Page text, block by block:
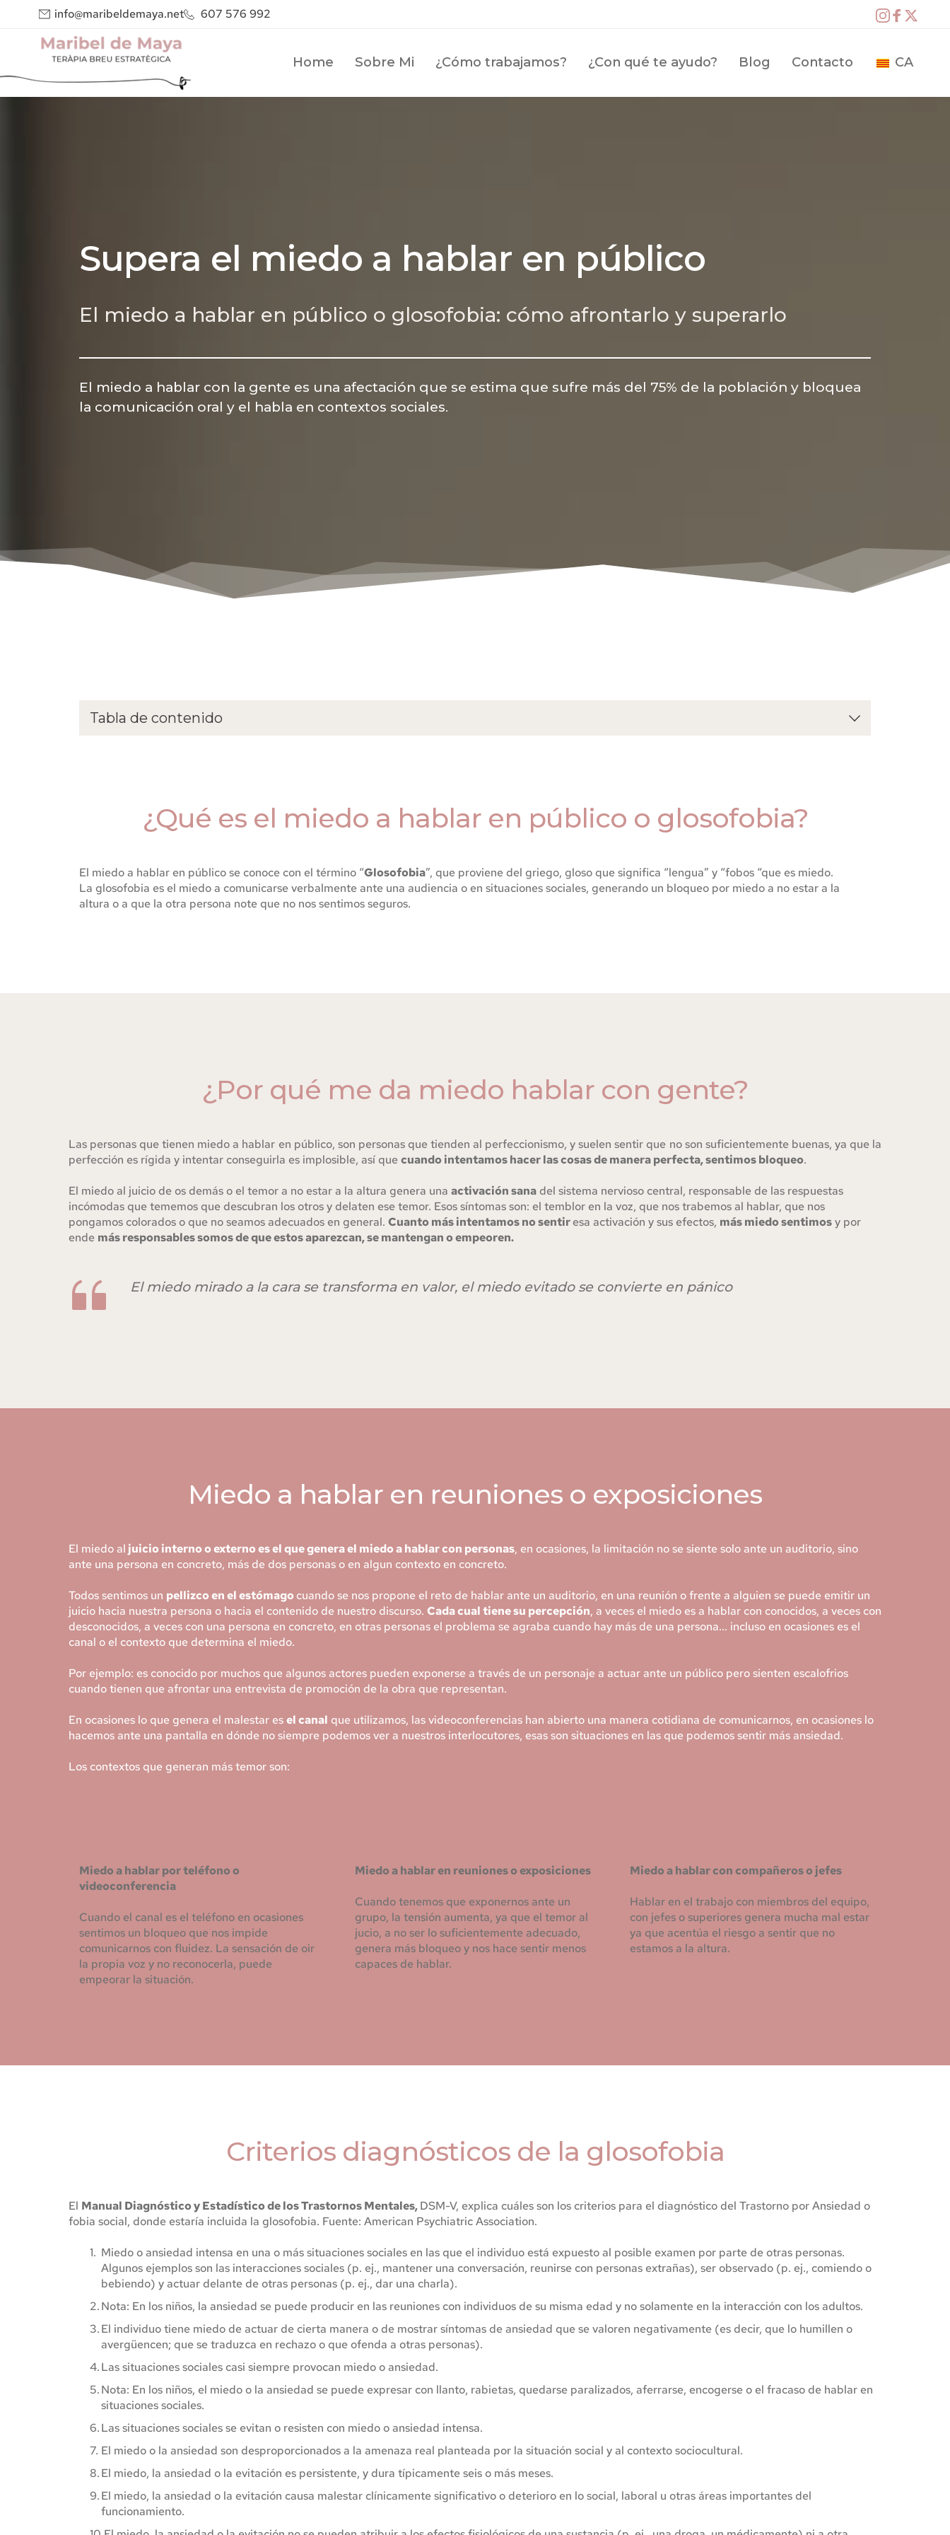
info@maribeldemaya.net 607 576 992
Home Sobre Mi ¿Cómo trabajamos? ¿Con qué te ayudo? Blog Contacto CA
Supera el miedo a hablar en público
El miedo a hablar en público o glosofobia: cómo afrontarlo y superarlo
El miedo a hablar con la gente es una afectación que se estima que sufre más del 75% de la población y bloquea
la comunicación oral y el habla en contextos sociales.
Tabla de contenido
Criterios diagnósticos de la glosofobia
Síntomas del miedo a hablar con gente
Técnicas para superar el miedo hablar en público
¿Qué es el miedo a hablar en público o glosofobia?
El miedo a hablar en público se conoce con el término “Glosofobia”, que proviene del griego, gloso que significa “lengua” y “fobos “que es miedo.
La glosofobia es el miedo a comunicarse verbalmente ante una audiencia o en situaciones sociales, generando un bloqueo por miedo a no estar a la
altura o a que la otra persona note que no nos sentimos seguros.
¿Por qué me da miedo hablar con gente?
Las personas que tienen miedo a hablar en público, son personas que tienden al perfeccionismo, y suelen sentir que no son suficientemente buenas, ya que la
perfección es rígida y intentar conseguirla es implosible, así que cuando intentamos hacer las cosas de manera perfecta, sentimos bloqueo.
El miedo al juicio de os demás o el temor a no estar a la altura genera una activación sana del sistema nervioso central, responsable de las respuestas
incómodas que tememos que descubran los otros y delaten ese temor. Esos síntomas son: el temblor en la voz, que nos trabemos al hablar, que nos
pongamos colorados o que no seamos adecuados en general. Cuanto más intentamos no sentir esa activación y sus efectos, más miedo sentimos y por
ende más responsables somos de que estos aparezcan, se mantengan o empeoren.
El miedo mirado a la cara se transforma en valor, el miedo evitado se convierte en pánico
Miedo a hablar en reuniones o exposiciones
El miedo al juicio interno o externo es el que genera el miedo a hablar con personas, en ocasiones, la limitación no se siente solo ante un auditorio, sino
ante una persona en concreto, más de dos personas o en algun contexto en concreto.
Todos sentimos un pellizco en el estómago cuando se nos propone el reto de hablar ante un auditorio, en una reunión o frente a alguien se puede emitir un
juicio hacia nuestra persona o hacia el contenido de nuestro discurso. Cada cual tiene su percepción, a veces el miedo es a hablar con conocidos, a veces con
desconocidos, a veces con una persona en concreto, en otras personas el problema se agraba cuando hay más de una persona... incluso en ocasiones es el
canal o el contexto que determina el miedo.
Por ejemplo: es conocido por muchos que algunos actores pueden exponerse a través de un personaje a actuar ante un público pero sienten escalofrios
cuando tienen que afrontar una entrevista de promoción de la obra que representan.
En ocasiones lo que genera el malestar es el canal que utilizamos, las videoconferencias han abierto una manera cotidiana de comunicarnos, en ocasiones lo
hacemos ante una pantalla en dónde no siempre podemos ver a nuestros interlocutores, esas son situaciones en las que podemos sentir más ansiedad.
Los contextos que generan más temor son:
Miedo a hablar por teléfono o
videoconferencia
Cuando el canal es el teléfono en ocasiones
sentimos un bloqueo que nos impide
comunicarnos con fluidez. La sensación de oir
la propia voz y no reconocerla, puede
empeorar la situación.
Miedo a hablar en reuniones o exposiciones
Cuando tenemos que exponernos ante un
grupo, la tensión aumenta, ya que el temor al
jucio, a no ser lo suficientemente adecuado,
genera más bloqueo y nos hace sentir menos
capaces de hablar.
Miedo a hablar con compañeros o jefes
Hablar en el trabajo con miembros del equipo,
con jefes o superiores genera mucha mal estar
ya que acentúa el riesgo a sentir que no
estamos a la altura.
Criterios diagnósticos de la glosofobia
El Manual Diagnóstico y Estadístico de los Trastornos Mentales, DSM-V, explica cuáles son los criterios para el diagnóstico del Trastorno por Ansiedad o
fobia social, donde estaría incluida la glosofobia. Fuente: American Psychiatric Association.
Miedo o ansiedad intensa en una o más situaciones sociales en las que el individuo está expuesto al posible examen por parte de otras personas.
Algunos ejemplos son las interacciones sociales (p. ej., mantener una conversación, reunirse con personas extrañas), ser observado (p. ej., comiendo o
bebiendo) y actuar delante de otras personas (p. ej., dar una charla).
Nota: En los niños, la ansiedad se puede producir en las reuniones con individuos de su misma edad y no solamente en la interacción con los adultos.
El individuo tiene miedo de actuar de cierta manera o de mostrar síntomas de ansiedad que se valoren negativamente (es decir, que lo humillen o
avergüencen; que se traduzca en rechazo o que ofenda a otras personas).
Las situaciones sociales casi siempre provocan miedo o ansiedad.
Nota: En los niños, el miedo o la ansiedad se puede expresar con llanto, rabietas, quedarse paralizados, aferrarse, encogerse o el fracaso de hablar en
situaciones sociales.
Las situaciones sociales se evitan o resisten con miedo o ansiedad intensa.
El miedo o la ansiedad son desproporcionados a la amenaza real planteada por la situación social y al contexto sociocultural.
El miedo, la ansiedad o la evitación es persistente, y dura típicamente seis o más meses.
El miedo, la ansiedad o la evitación causa malestar clínicamente significativo o deterioro en lo social, laboral u otras áreas importantes del
funcionamiento.